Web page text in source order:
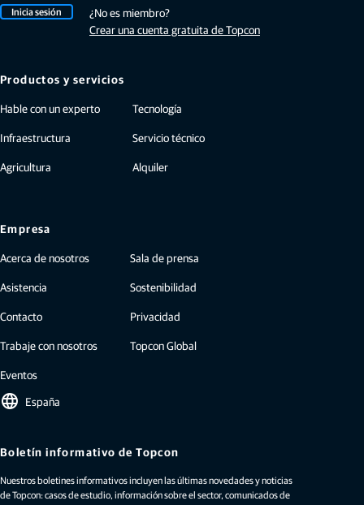
Inicia sesión
¿No es miembro?
Crear una cuenta gratuita de Topcon
Productos y servicios
Hable con un experto
Infraestructura
Agricultura
Tecnología
Servicio técnico
Alquiler
Empresa
Acerca de nosotros
Asistencia
Contacto
Trabaje con nosotros
Eventos
Sala de prensa
Sostenibilidad
Privacidad
Topcon Global
language España
Boletín informativo de Topcon
Nuestros boletines informativos incluyen las últimas novedades y noticias
de Topcon: casos de estudio, información sobre el sector, comunicados de